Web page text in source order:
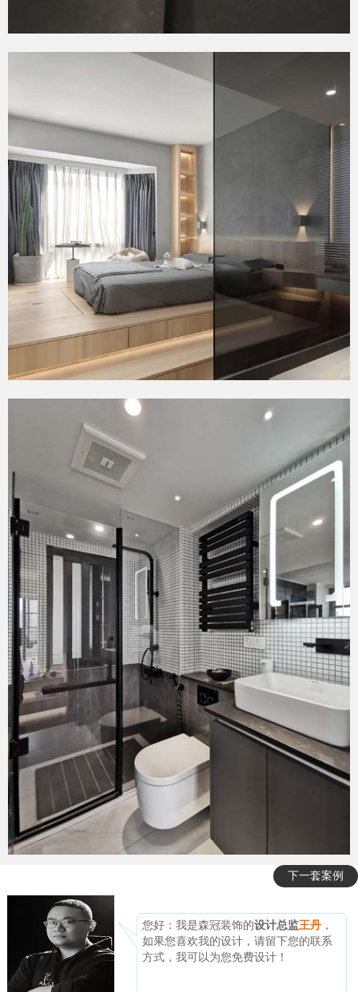
下一套案例
您好：我是森冠装饰的设计总监王丹 ，
如果您喜欢我的设计，请留下您的联系
方式，我可以为您免费设计！